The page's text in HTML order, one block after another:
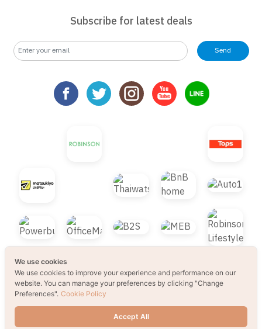
Subscribe for latest deals
Send
© 2021 B2S CLUB, All rights reserved. Web
Design by1001click.
We use cookies
We use cookies to improve your experience and performance on our
website. You can manage your preferences by clicking "Change
Preferences". Cookie Policy
Accept All